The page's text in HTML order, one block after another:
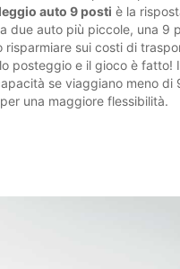
auto 9 posti è la
due auto più piccole, una 9
sui costi di
posteggio e il gioco è fatto!
se viaggiano meno di
una maggiore flessibilità.